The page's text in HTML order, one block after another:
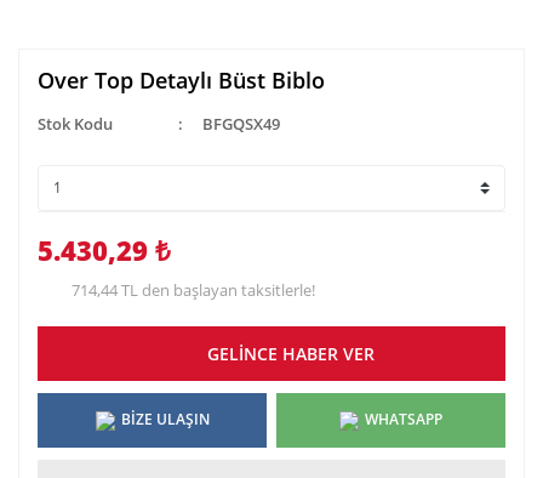
Over Top Detaylı Büst Biblo
Stok Kodu BFGQSX49
5.430,29 ₺
714,44 TL den başlayan taksitlerle!
GELİNCE HABER VER
BİZE ULAŞIN WHATSAPP